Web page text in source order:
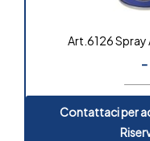
Art.6126 Spray
-
Contattaci per